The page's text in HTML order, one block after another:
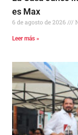
es Max
6 de agosto de 2026
Leer más »